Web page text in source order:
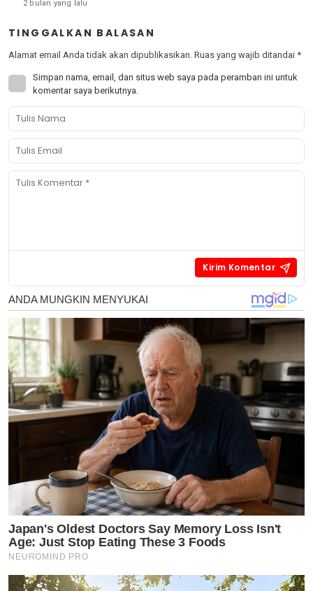
2 bulan yang lalu
TINGGALKAN BALASAN
Alamat email Anda tidak akan dipublikasikan. Ruas yang wajib ditandai *
Simpan nama, email, dan situs web saya pada peramban ini untuk
komentar saya berikutnya.